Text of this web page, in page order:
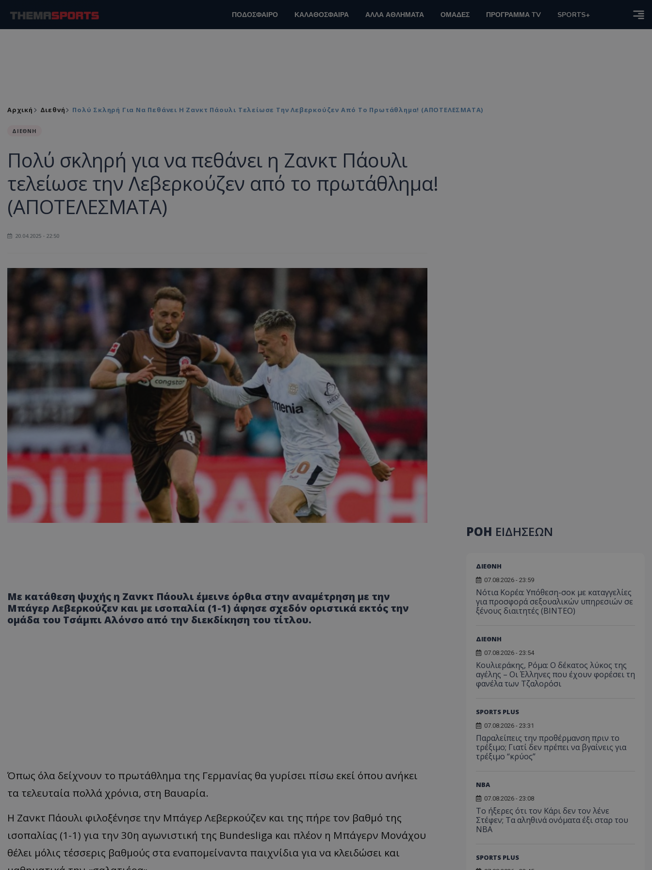
ΠΟΔΟΣΦΑΙΡΟ ΚΑΛΑΘΟΣΦΑΙΡΑ ΑΛΛΑ ΑΘΛΗΜΑΤΑ ΟΜΑΔΕΣ ΠΡΟΓΡΑΜΜΑ TV SPORTS+
Αρχική Διεθνή Πολύ Σκληρή Για Να Πεθάνει Η Ζανκτ Πάουλι Τελείωσε Την Λεβερκούζεν Από Το Πρωτάθλημα! (ΑΠΟΤΕΛΕΣΜΑΤΑ)
ΔΙΕΘΝΗ
Πολύ σκληρή για να πεθάνει η Ζανκτ Πάουλι
τελείωσε την Λεβερκούζεν από το πρωτάθλημα!
(ΑΠΟΤΕΛΕΣΜΑΤΑ)
20.04.2025 - 22:50
Με κατάθεση ψυχής η Ζανκτ Πάουλι έμεινε όρθια στην αναμέτρηση με την
Μπάγερ Λεβερκούζεν και με ισοπαλία (1-1) άφησε σχεδόν οριστικά εκτός την
ομάδα του Τσάμπι Αλόνσο από την διεκδίκηση του τίτλου.
Όπως όλα δείχνουν το πρωτάθλημα της Γερμανίας θα γυρίσει πίσω εκεί όπου ανήκει
τα τελευταία πολλά χρόνια, στη Βαυαρία.
Η Ζανκτ Πάουλι φιλοξένησε την Μπάγερ Λεβερκούζεν και της πήρε τον βαθμό της
ισοπαλίας (1-1) για την 30η αγωνιστική της Bundesliga και πλέον η Μπάγερν Μονάχου
θέλει μόλις τέσσερις βαθμούς στα εναπομείναντα παιχνίδια για να κλειδώσει και
ΡΟΗ ΕΙΔΗΣΕΩΝ
ΔΙΕΘΝΗ
07.08.2026 - 23:59
Νότια Κορέα: Υπόθεση-σοκ με καταγγελίες
για προσφορά σεξουαλικών υπηρεσιών σε
ξένους διαιτητές (BINTEO)
ΔΙΕΘΝΗ
07.08.2026 - 23:54
Κουλιεράκης, Ρόμα: Ο δέκατος λύκος της
αγέλης – Οι Έλληνες που έχουν φορέσει τη
φανέλα των Τζαλορόσι
SPORTS PLUS
07.08.2026 - 23:31
Παραλείπεις την προθέρμανση πριν το
τρέξιμο; Γιατί δεν πρέπει να βγαίνεις για
τρέξιμο “κρύος”
NBA
07.08.2026 - 23:08
Το ήξερες ότι τον Κάρι δεν τον λένε
Στέφεν; Τα αληθινά ονόματα έξι σταρ του
NBA
SPORTS PLUS